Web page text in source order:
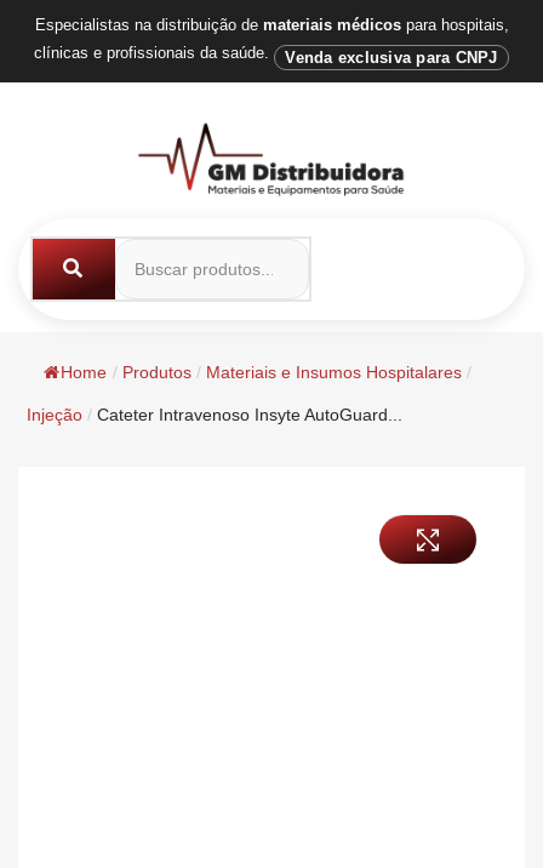
Especialistas na distribuição de materiais médicospara hospitais,
clínicas e profissionais da saúde.
Venda exclusiva para CNPJ
Home / Produtos / Materiais e Insumos Hospitalares /
Injeção / Cateter Intravenoso Insyte AutoGuard...